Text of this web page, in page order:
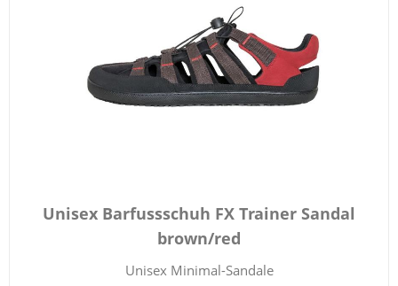
Unisex Barfussschuh FX Trainer Sandal
brown/red
Unisex Minimal-Sandale